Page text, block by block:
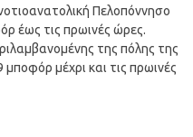
Πελοπόννησο
έως τις πρωινές ώρες.
της πόλης της
μέχρι και τις πρωινές